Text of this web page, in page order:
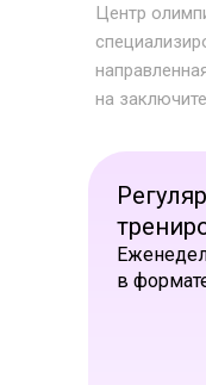
Центр
на
в